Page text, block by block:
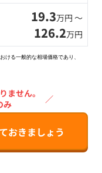
19.3万円 〜
126.2万円
ける一般的な相場価格であり、
ません。
み
／
おきましょう